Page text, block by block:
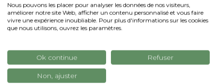
phytosanitaire, y compris :
Spectre d'action
Cultures cibles
Fiches de données de sécurité
Nous pouvons les placer pour analyser les données de nos visiteurs,
améliorer notre site Web, afficher un contenu personnalisé et vous faire
vivre une expérience inoubliable. Pour plus d'informations sur les cookies
que nous utilisons, ouvrez les paramètres.
Ok continue Refuser
Non, ajuster